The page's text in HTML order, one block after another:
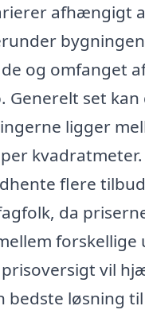
afhængigt
og omfanget
Generelt set
ligger
flere
da
forskellige
vil
bedste løsning